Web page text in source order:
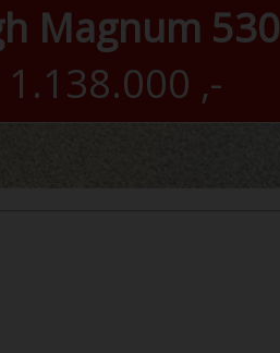
Magnum 530
1.138.000 ,-